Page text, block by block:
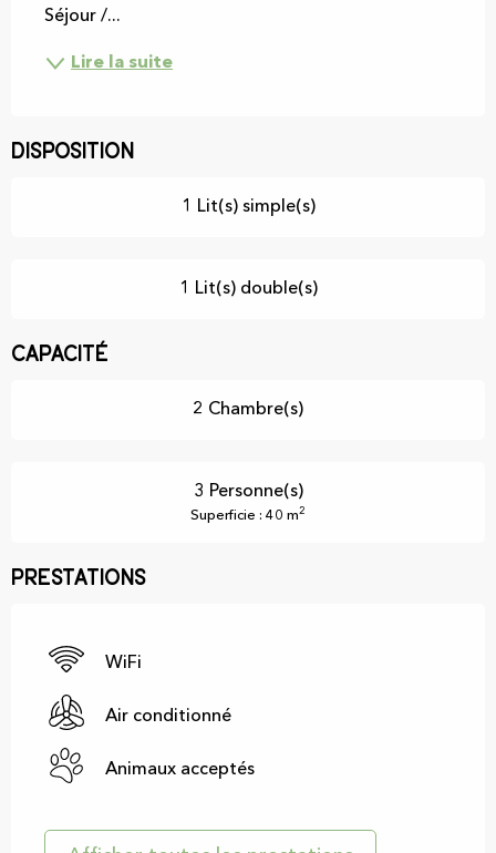
Séjour /...
Lire la suite
Disposition
1 Lit(s) simple(s)
1 Lit(s) double(s)
Capacité
2 Chambre(s)
3 Personne(s)
Superficie : 40 m2
Prestations
WiFi
Air conditionné
Animaux acceptés